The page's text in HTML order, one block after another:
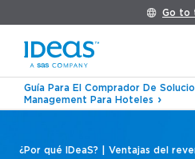
Go to
Guía Para El Comprador De
Management Para Hoteles
¿Por qué IDeaS? | Ventajas del